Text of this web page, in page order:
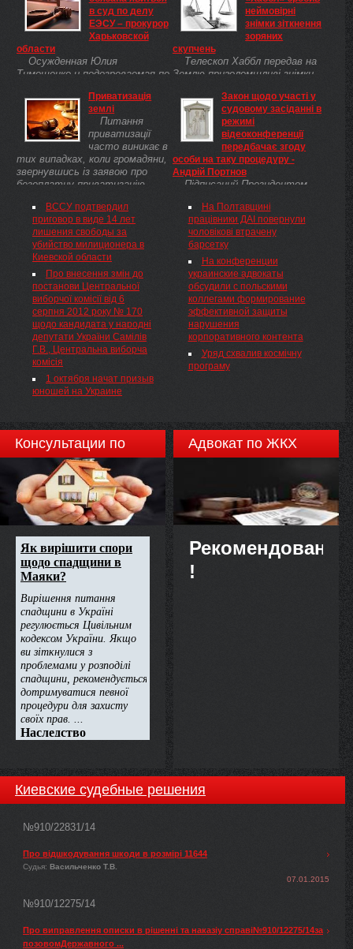
в суд по делу
ЕЭСУ – прокурор
Харьковской
области
Осужденная Юлия
Тимошенко и подозреваемая по
деятельности корпорации
ЕЭСУ, по мнению прокурора
Харьковской области Геннадия
Тюрина, может быть
доставлена на заседание 12
апреля ...
Приватизація
землі
Питання
приватизації
часто виникає в
тих випадках, коли громадяни,
звернувшись із заявою про
безоплатну приватизацію
відмову від місцевих органів
самоврядування.
ВССУ подтвердил
приговор в виде 14 лет
лишения свободы за
убийство милиционера в
Киевской области
Про внесення змін до
постанови Центральної
виборчої комісії від 6
серпня 2012 року № 170
щодо кандидата у народні
депутати України Самілів
Г.В., Центральна виборча
комісія
1 октября начат призыв
юношей на Украине
неймовірні
знімки зіткнення
зоряних
скупчень
Телескоп Хаббл передав на
Землю приголомшливі знімки,
кластера, що, найімовірніше,
знаходяться на ранніх етапах
злиття.
Закон щодо участі у
судовому засіданні в
режимі
відеоконференції
передбачає згоду
особи на таку процедуру -
Андрій Портнов
Підписаний Президентом
Закон «Про внесення змін до
деяких законодавчих актів
України щодо участі громадян
у судовому засіданні в режимі
відеоконференції» передбачає
На Полтавщині
працівники ДАІ повернули
чоловікові втрачену
барсетку
На конференции
украинские адвокаты
обсудили с польскими
коллегами формирование
эффективной защиты
нарушения
корпоративного контента
Уряд схвалив космічну
програму
Консультации по
недвижимости
Адвокат по ЖКХ
Рекомендовано
!
Киевские судебные решения
№910/22831/14
Про відшкодування шкоди в розмірі 11644
Судья: Васильченко Т.В.
07.01.2015
№910/12275/14
Про виправлення описки в рішенні та наказіу справі№910/12275/14за
позовомДержавного ...